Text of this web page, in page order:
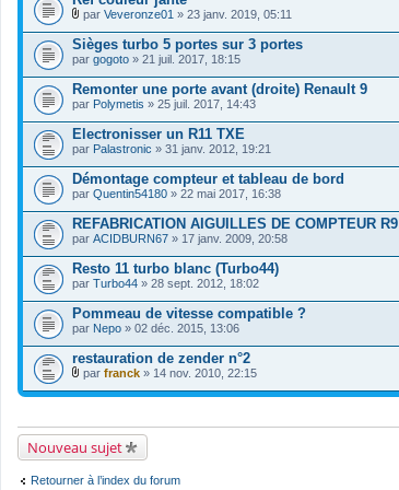
s
)
r
s
)
j
o
i
n
t
(
s
c
h
i
e
r
s
)
j
o
i
n
t
(
s
F
i
c
h
i
e
r
s
)
j
o
i
n
t
(
s
par Veveronze01 » 23 janv. 2019, 05:11
Sièges turbo 5 portes sur 3 portes
par gogoto » 21 juil. 2017, 18:15
Remonter une porte avant (droite) Renault 9
par Polymetis » 25 juil. 2017, 14:43
Electronisser un R11 TXE
par Palastronic » 31 janv. 2012, 19:21
Démontage compteur et tableau de bord
par Quentin54180 » 22 mai 2017, 16:38
REFABRICATION AIGUILLES DE COMPTEUR R9
par ACIDBURN67 » 17 janv. 2009, 20:58
Resto 11 turbo blanc (Turbo44)
par Turbo44 » 28 sept. 2012, 18:02
Pommeau de vitesse compatible ?
par Nepo » 02 déc. 2015, 13:06
restauration de zender n°2
F
i
i
e
r
(
par franck » 14 nov. 2010, 22:15
Nouveau sujet
Retourner à l’index du forum